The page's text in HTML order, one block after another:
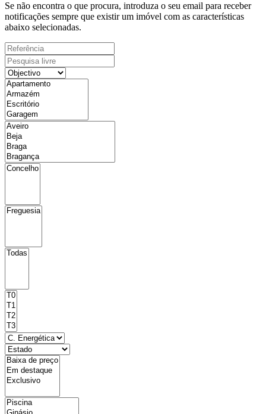
Se não encontra o que procura, introduza o seu email para receber
notificações sempre que existir um imóvel com as características
abaixo selecionadas.